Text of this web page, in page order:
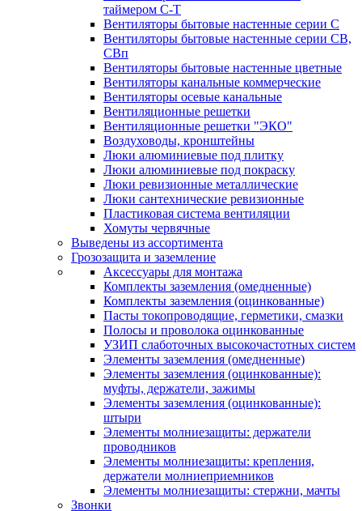
таймером С-Т
Вентиляторы бытовые настенные серии С
Вентиляторы бытовые настенные серии СВ,
СВп
Вентиляторы бытовые настенные цветные
Вентиляторы канальные коммерческие
Вентиляторы осевые канальные
Вентиляционные решетки
Вентиляционные решетки "ЭКО"
Воздуховоды, кронштейны
Люки алюминиевые под плитку
Люки алюминиевые под покраску
Люки ревизионные металлические
Люки сантехнические ревизионные
Пластиковая система вентиляции
Хомуты червячные
Выведены из ассортимента
Грозозащита и заземление
Аксессуары для монтажа
Комплекты заземления (омедненные)
Комплекты заземления (оцинкованные)
Пасты токопроводящие, герметики, смазки
Полосы и проволока оцинкованные
УЗИП слаботочных высокочастотных систем
Элементы заземления (омедненные)
Элементы заземления (оцинкованные):
муфты, держатели, зажимы
Элементы заземления (оцинкованные):
штыри
Элементы молниезащиты: держатели
проводников
Элементы молниезащиты: крепления,
держатели молниеприемников
Элементы молниезащиты: стержни, мачты
Звонки